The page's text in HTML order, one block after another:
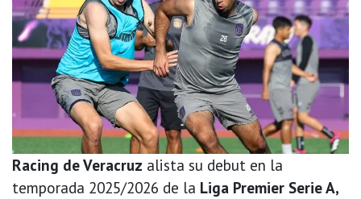
Racing de Veracruz alista su debut en la
temporada 2025/2026 de la Liga Premier Serie A,